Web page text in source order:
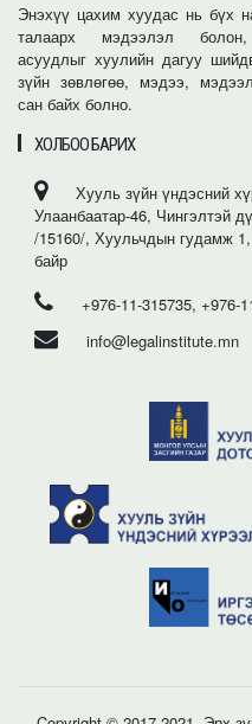
Энэхүү цахим хуудас нь бүх
талаарх мэдээлэл
асуудлыг хуулийн дагуу
зүйн зөвлөгөө, мэдээ,
сан байх болно.
ХОЛБОО БАРИХ
Хууль зүйн үндэсний
Улаанбаатар-46, Чингэлтэй
/15160/, Хуульчдын гудамж
байр
+976-11-315735, +976-
info@legalinstitute.mn